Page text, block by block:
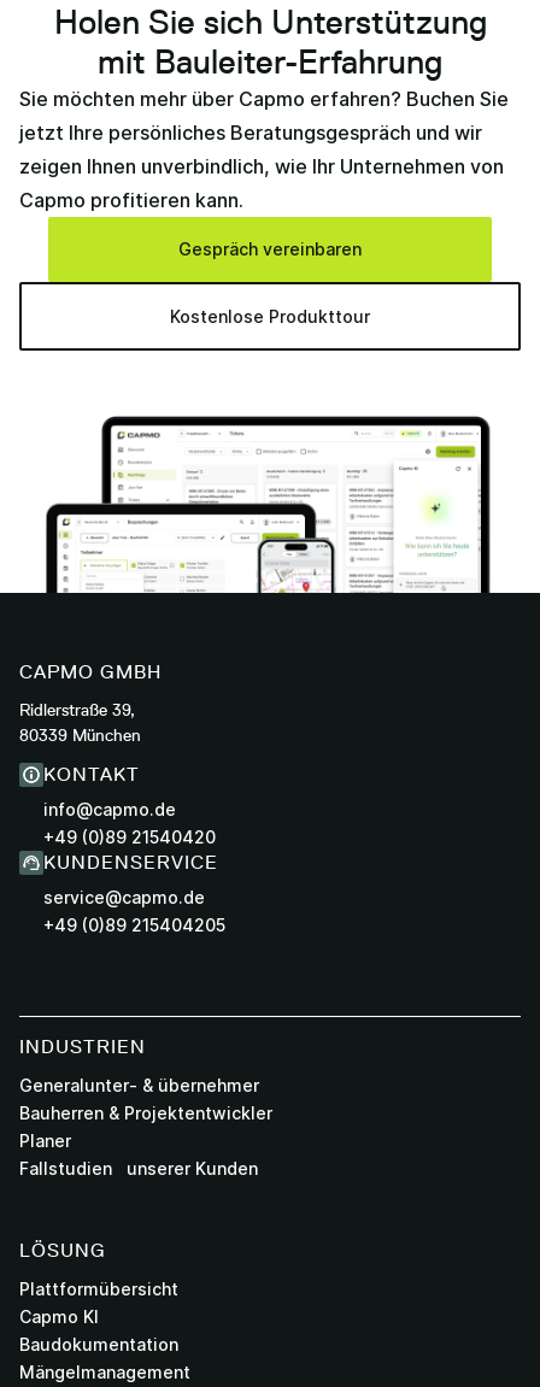
Holen Sie sich Unterstützung
mit Bauleiter-Erfahrung
Sie möchten mehr über Capmo erfahren? Buchen Sie
jetzt Ihre persönliches Beratungsgespräch und wir
zeigen Ihnen unverbindlich, wie Ihr Unternehmen von
Capmo profitieren kann.
Gespräch vereinbaren
Kostenlose Produkttour
CAPMO GMBH
Ridlerstraße 39,
80339 München
KONTAKT
info@capmo.de
+49 (0)89 21540420
KUNDENSERVICE
service@capmo.de
+49 (0)89 215404205
INDUSTRIEN
Generalunter- & übernehmer
Bauherren & Projektentwickler
Planer
Fallstudien unserer Kunden
LÖSUNG
Plattformübersicht
Capmo KI
Baudokumentation
Mängelmanagement